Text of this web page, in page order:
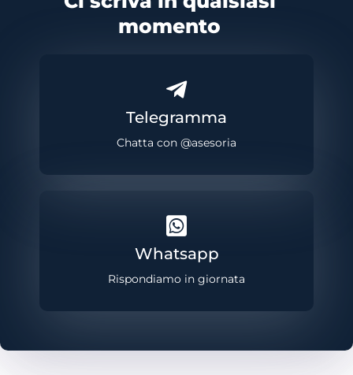
momento
Telegramma
Chatta con @asesoria
Whatsapp
Rispondiamo in giornata